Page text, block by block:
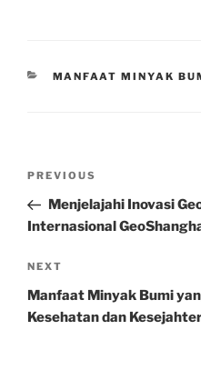
CATEGORIES
MANFAAT MINYAK
Previous
Post
PREVIOUS
Menjelajahi Inovasi
Internasional
Next
Post
NEXT
Manfaat Minyak Bumi
Kesehatan dan